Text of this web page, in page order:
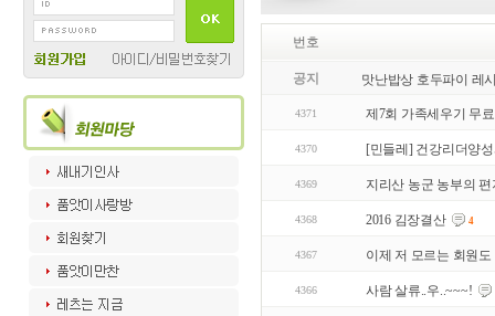
번호
공지 맛난밥상 호두파이 레
4371 제7회 가족세우기 무
4370 [민들레] 건강리더양
4369 지리산 농군 농부의 편
4368 2016 김장결산 4
4367 이제 저 모르는 회원도
4366 사람 살류..우..~~~!